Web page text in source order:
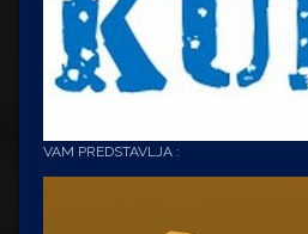
VAM PREDSTAVLJA :